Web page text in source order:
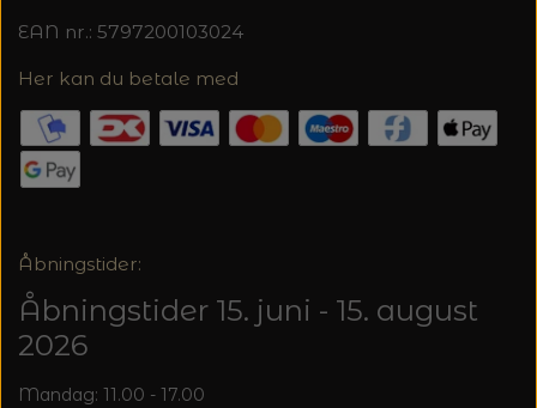
EAN nr.: 5797200103024
Her kan du betale med
Åbningstider:
Åbningstider 15. juni - 15. august
2026
Mandag: 11.00 - 17.00